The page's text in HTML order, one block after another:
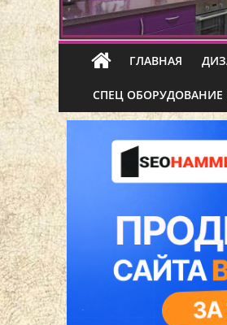
ГЛАВНАЯ
СПЕЦ ОБОРУДОВАНИЕ